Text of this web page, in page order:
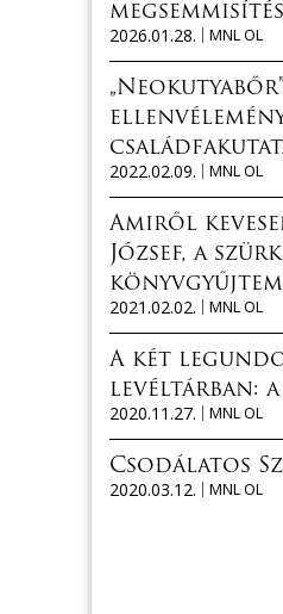
2026.01.28.
MNL OL
2022.02.09.
MNL OL
Amiről
József, a
2021.02.02.
MNL OL
A két
levéltárban: a
2020.11.27.
MNL OL
Csodálatos
2020.03.12.
MNL OL